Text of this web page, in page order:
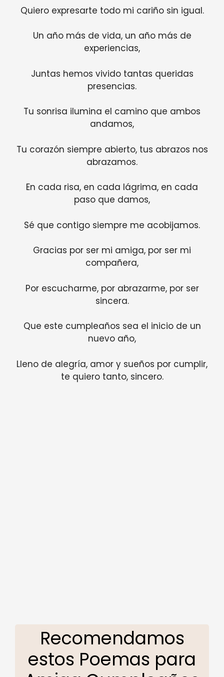
Quiero expresarte todo mi cariño sin igual.
Un año más de vida, un año más de
experiencias,
Juntas hemos vivido tantas queridas
presencias.
Tu sonrisa ilumina el camino que ambos
andamos,
Tu corazón siempre abierto, tus abrazos nos
abrazamos.
En cada risa, en cada lágrima, en cada
paso que damos,
Sé que contigo siempre me acobijamos.
Gracias por ser mi amiga, por ser mi
compañera,
Por escucharme, por abrazarme, por ser
sincera.
Que este cumpleaños sea el inicio de un
nuevo año,
Lleno de alegría, amor y sueños por cumplir,
te quiero tanto, sincero.
Recomendamos
estos Poemas para